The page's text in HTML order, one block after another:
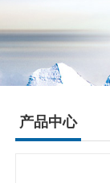
产品中心